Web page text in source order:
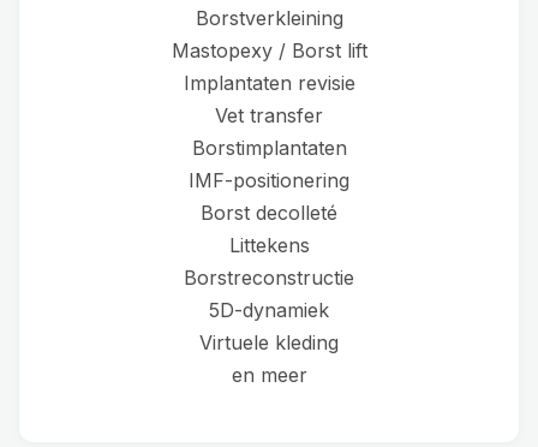
Borstverkleining
Mastopexy / Borst lift
Implantaten revisie
Vet transfer
Borstimplantaten
IMF-positionering
Borst decolleté
Littekens
Borstreconstructie
5D-dynamiek
Virtuele kleding
en meer